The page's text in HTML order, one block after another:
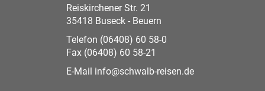
Reiskirchener Str. 21
35418 Buseck - Beuern
Telefon (06408) 60 58-0
Fax (06408) 60 58-21
E-Mail info schwalb-reisen.de